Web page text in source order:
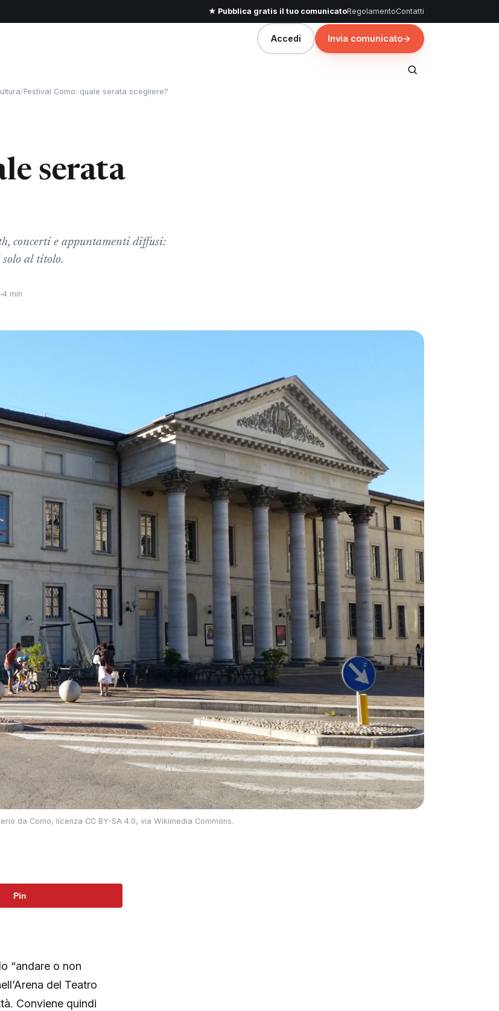
★ Pubblica gratis il tuo comunicatoRegolamentoContatti
Accedi Invia comunicato→
/Festival Como: quale serata scegliere?
serata
concerti e appuntamenti diffusi:
solo al titolo.
4 min
da Como, licenza CC BY-SA 4.0, via Wikimedia Commons.
Pin
“andare o non
del Teatro
Conviene quindi